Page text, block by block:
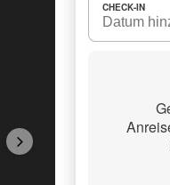
CHECK-IN